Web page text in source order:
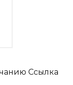
Ссылка